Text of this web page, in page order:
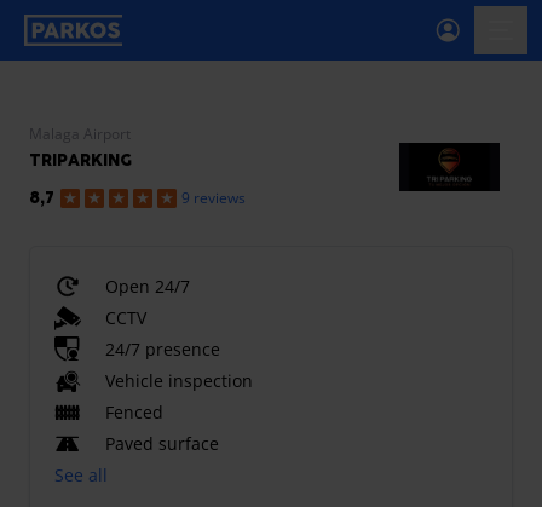
primary-navigation-label
Malaga Airport
TRIPARKING
8,7 9 reviews
Open 24/7
CCTV
24/7 presence
Vehicle inspection
Fenced
Paved surface
See all